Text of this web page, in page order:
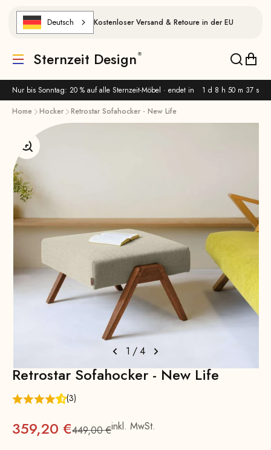
Nur bis Sonntag: 20 % auf alle Sternzeit-Möbel · endet in 1 d 8 h 50 m 36 s
Deutsch Kostenloser Versand & Retoure in der EU
Translation missing: de.header.general.menu
Sternzeit Design
Home Hocker Retrostar Sofahocker - New Life
1 /4
Bild vergrößern
Retrostar Sofahocker - New Life
(3)
Angebot
359,20 €Regulärer Preis
449,00 €inkl. MwSt.